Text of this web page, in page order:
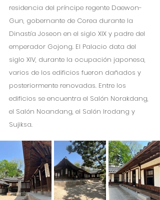
residencia del príncipe regente Daewon-
Gun, gobernante de Corea durante la
Dinastía Joseon en el siglo XIX y padre del
emperador Gojong. El Palacio data del
siglo XIV, durante la ocupación japonesa,
varios de los edificios fueron dañados y
posteriormente renovadas. Entre los
edificios se encuentra el Salón Norakdang,
el Salón Noandang, el Salón Irodang y
Sujiksa.